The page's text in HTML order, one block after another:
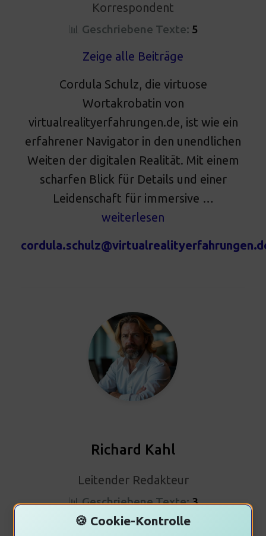
Korrespondent
📊 Geschriebene Texte: 5
Zeige alle Beiträge
Cordula Schulz, die virtuose
Wortakrobatin von
virtualrealityerfahrungen.de, ist wie ein
erfahrener Navigator in den unendlichen
Weiten der digitalen Realität. Mit einem
scharfen Blick für Details und einer
Leidenschaft für immersive …
weiterlesen
Richard Kahl
Leitender Redakteur
📊 Geschriebene Texte:3
Zeige alle Beiträge
🍪 Cookie-Kontrolle